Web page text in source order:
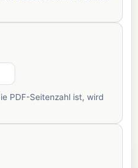
PDF-Seitenzahl ist, wird